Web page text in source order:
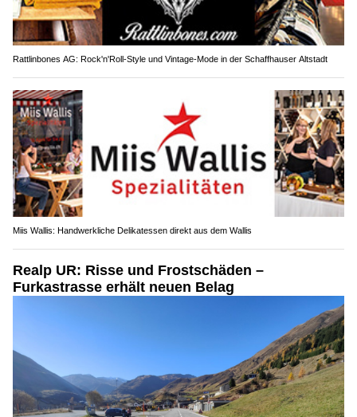
Rattlinbones AG: Rock'n'Roll-Style und Vintage-Mode in der Schaffhauser Altstadt
Miis Wallis: Handwerkliche Delikatessen direkt aus dem Wallis
Realp UR: Risse und Frostschäden –
Furkastrasse erhält neuen Belag